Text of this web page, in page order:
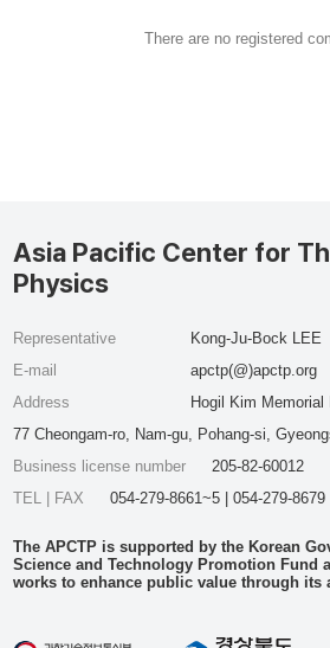
There are no registered
Asia Pacific Center for
Physics
Representative
Kong-Ju-Bock LEE
E-mail
apctp(@)apctp.org
Address
Hogil Kim
77 Cheongam-ro, Nam-gu, Pohang-si,
Business license number
205-82-60012
TEL | FAX
054-279-8661~5 | 054-279-8679
The APCTP is supported by the Korean
Science and Technology Promotion Fund
works to enhance public value through its